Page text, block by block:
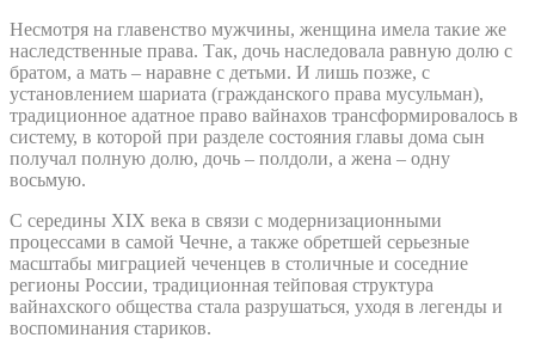
Несмотря на главенство мужчины, женщина имела такие же
наследственные права. Так, дочь наследовала равную долю с
братом, а мать – наравне с детьми. И лишь позже, с
установлением шариата (гражданского права мусульман),
традиционное адатное право вайнахов трансформировалось в
систему, в которой при разделе состояния главы дома сын
получал полную долю, дочь – полдоли, а жена – одну
восьмую.
С середины XIX века в связи с модернизационными
процессами в самой Чечне, а также обретшей серьезные
масштабы миграцией чеченцев в столичные и соседние
регионы России, традиционная тейповая структура
вайнахского общества стала разрушаться, уходя в легенды и
воспоминания стариков.